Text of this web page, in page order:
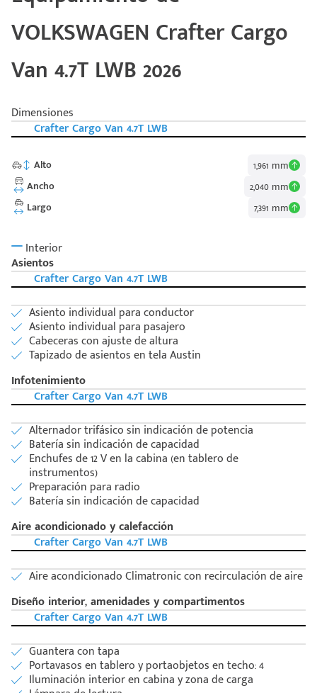
Escríbenos
+528121278366Postal
Ingresar
VOLKSWAGEN Crafter Cargo
Van 4.7T LWB 2026
Dimensiones
Crafter Cargo Van 4.7T LWB
Alto
1,961 mm
Ancho
2,040 mm
Largo
7,391 mm
Interior
Asientos
Crafter Cargo Van 4.7T LWB
Asiento individual para conductor
Asiento individual para pasajero
Cabeceras con ajuste de altura
Tapizado de asientos en tela Austin
Infotenimiento
Crafter Cargo Van 4.7T LWB
Alternador trifásico sin indicación de potencia
Batería sin indicación de capacidad
Enchufes de 12 V en la cabina (en tablero de
instrumentos)
Preparación para radio
Batería sin indicación de capacidad
Aire acondicionado y calefacción
Crafter Cargo Van 4.7T LWB
Aire acondicionado Climatronic con recirculación de aire
Diseño interior, amenidades y compartimentos
Crafter Cargo Van 4.7T LWB
Guantera con tapa
Portavasos en tablero y portaobjetos en techo: 4
Iluminación interior en cabina y zona de carga